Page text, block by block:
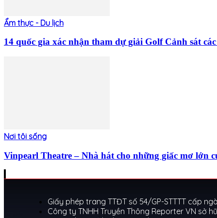
Ẩm thực - Du lịch
14 quốc gia xác nhận tham dự giải Golf Cảnh sát
Nơi tôi sống
Vinpearl Theatre – Nhà hát cho những giấc mơ lớn
Giấy phép trang TTĐT số 54/GP-STTTT cấp
Công ty TNHH Truyền Thông Reporter VN sở